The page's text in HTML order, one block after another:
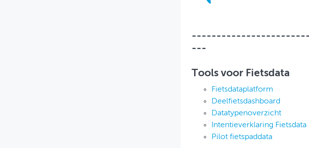
---
Tools voor Fietsdata
Fietsdataplatform
Deelfietsdashboard
Datatypenoverzicht
Intentieverklaring Fietsdata
Pilot fietspaddata